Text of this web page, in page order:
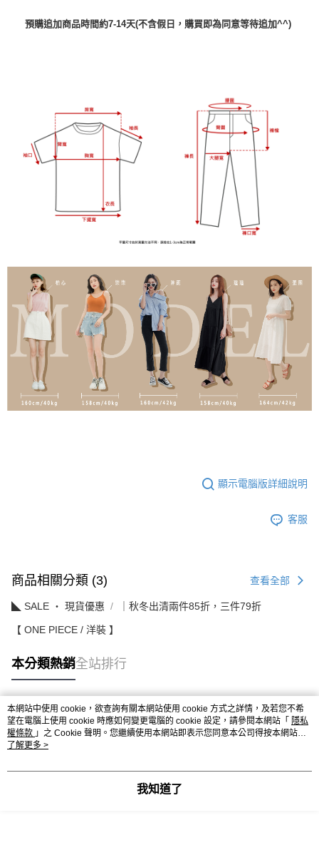
預購追加商品時間約7-14天(不含假日，購買即為同意等待追加^^)
顯示電腦版詳細說明
客服
商品相關分類 (3) 查看全部
◣ SALE ‧ 現貨優惠 ｜秋冬出清兩件85折，三件79折
【 ONE PIECE / 洋裝 】
本分類熱銷全站排行
熱門標籤
本網站中使用 cookie，欲查詢有關本網站使用 cookie 方式之詳情，及若您不希
望在電腦上使用 cookie 時應如何變更電腦的 cookie 設定，請參閱本網站「 隱私
權條款 」之 Cookie 聲明。您繼續使用本網站即表示您同意本公司得按本網站使
用條款之 Cookie 聲明使用 cookie。
了解更多 >
我知道了